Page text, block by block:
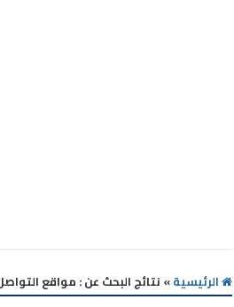
الرئيسية» نتائج البحث عن : مواقع